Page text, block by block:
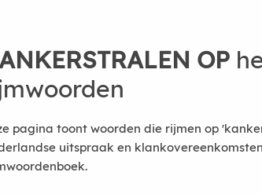
OP
pagina toont woorden die rijmen op
uitspraak en